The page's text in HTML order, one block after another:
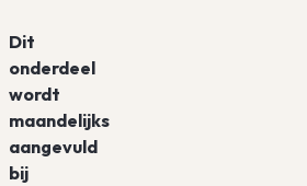
Dit
onderdeel
wordt
maandelijks
aangevuld
bij